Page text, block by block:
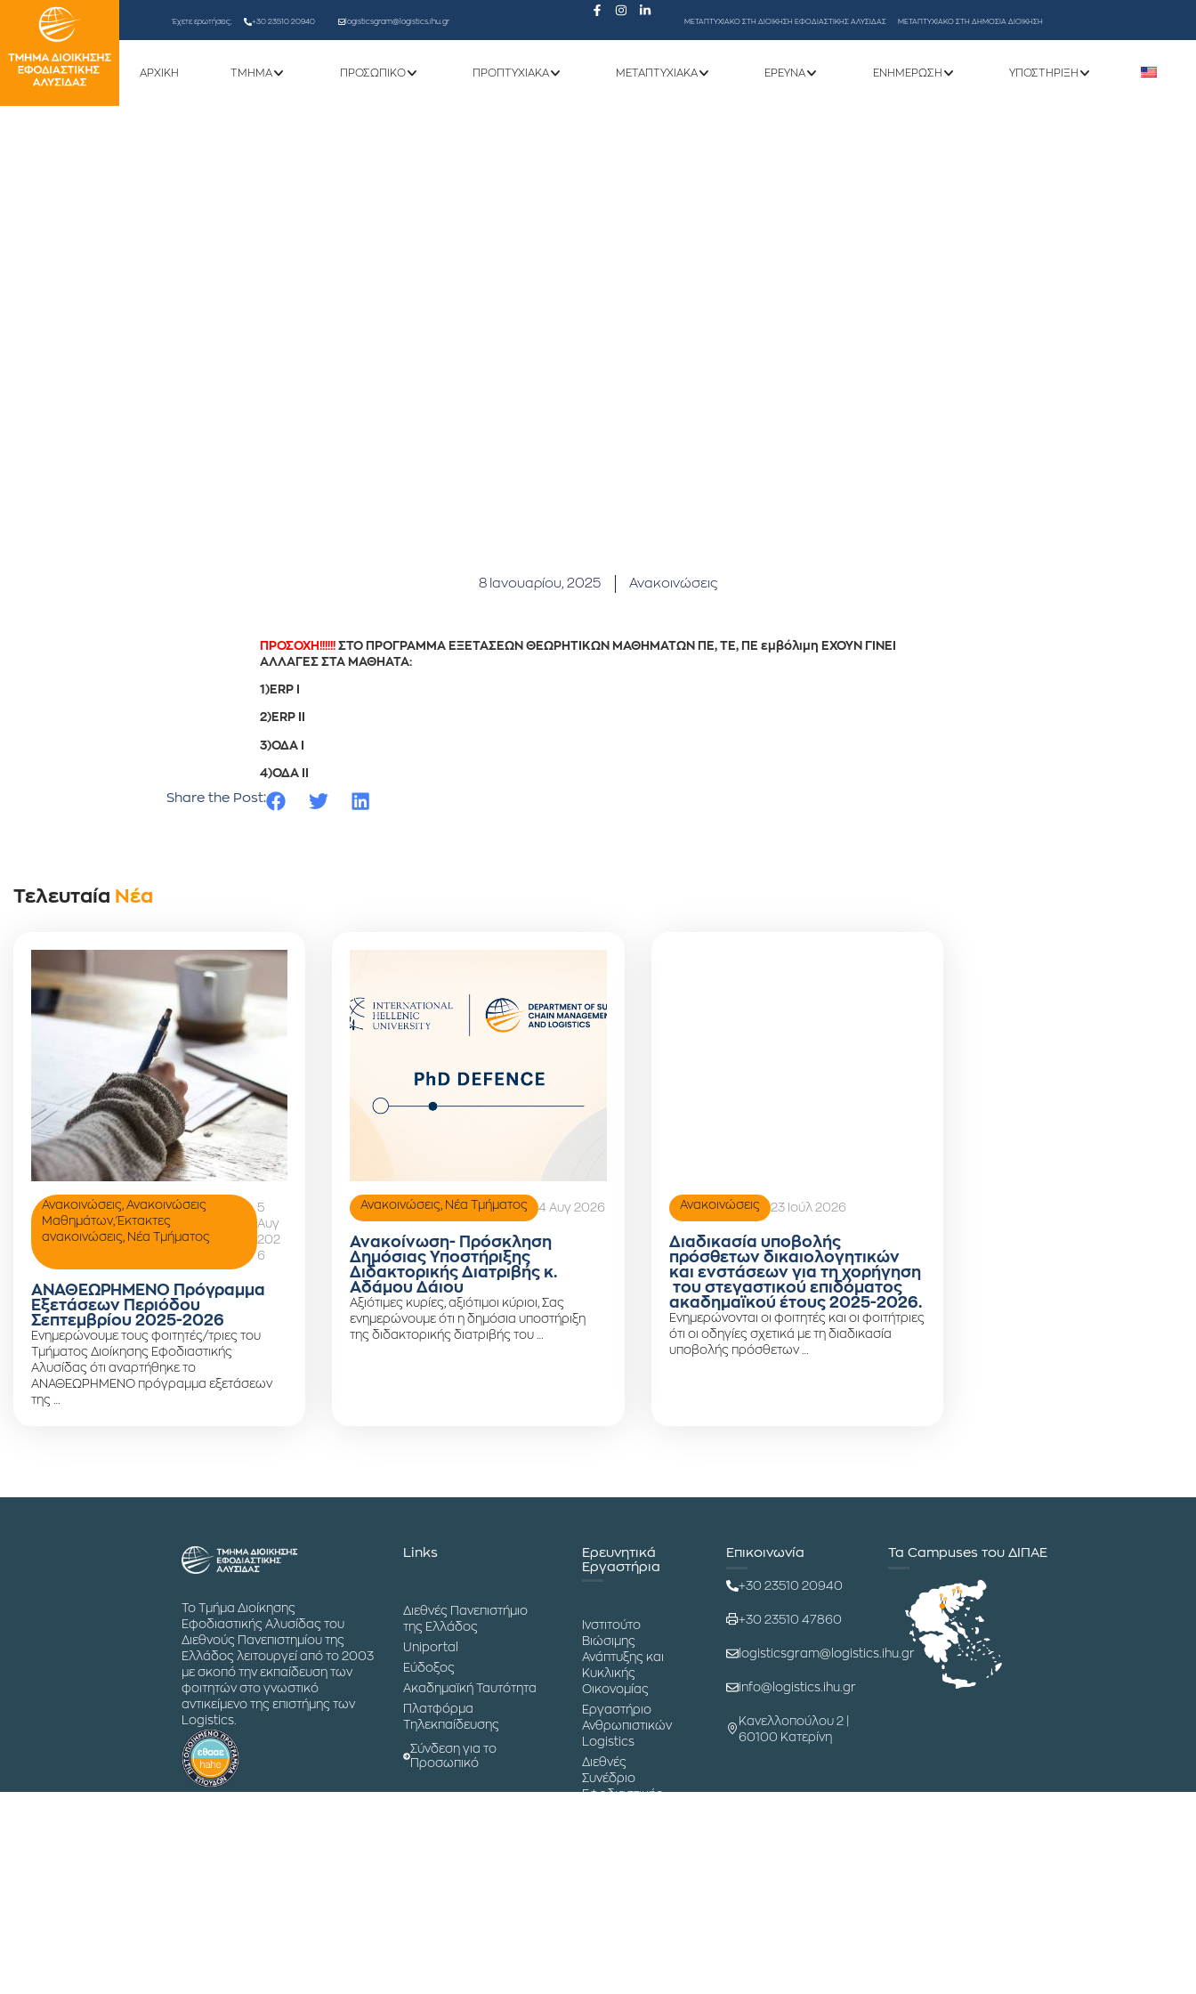
Έχετε ερωτήσεις; +30 23510 20940 logisticsgram@logistics.ihu.gr ΜΕΤΑΠΤΥΧΙΑΚΟ ΣΤΗ ΔΙΟΙΚΗΣΗ ΕΦΟΔΙΑΣΤΙΚΗΣ ΑΛΥΣΙΔΑΣ ΜΕΤΑΠΤΥΧΙΑΚΟ ΣΤΗ ΔΗΜΟΣΙΑ ΔΙΟΙΚΗΣΗ
ΑΡΧΙΚΗ ΤΜΗΜΑ ΠΡΟΣΩΠΙΚΌ ΠΡΟΠΤΥΧΙΑΚΆ ΜΕΤΑΠΤΥΧΙΑΚΆ ΕΡΕΥΝΑ ΕΝΗΜΈΡΩΣΗ ΥΠΟΣΤΉΡΙΞΗ
8 Ιανουαρίου, 2025 Ανακοινώσεις
ΠΡΟΣΟΧΗ!!!!!! ΣΤΟ ΠΡΟΓΡΑΜΜΑ ΕΞΕΤΑΣΕΩΝ ΘΕΩΡΗΤΙΚΩΝ ΜΑΘΗΜΑΤΩΝ ΠΕ, ΤΕ, ΠΕ εμβόλιμη ΕΧΟΥΝ ΓΙΝΕΙ
ΑΛΛΑΓΕΣ ΣΤΑ ΜΑΘΗΑΤΑ:
1)ERP I
2)ERP II
3)ΟΔΑ Ι
4)ΟΔΑ ΙΙ
Share the Post:
Τελευταία Νέα
Ανακοινώσεις Ανακοινώσεις
Μαθημάτων,Έκτακτες
ανακοινώσεις
Νέα Τμήματος
5
Αυγ
202
6
ΑΝΑΘΕΩΡΗΜΕΝΟ Πρόγραμμα
Εξετάσεων Περιόδου
Σεπτεμβρίου 2025-2026
Ενημερώνουμε τους φοιτητές/τριες του
Τμήματος Διοίκησης Εφοδιαστικής
Αλυσίδας ότι αναρτήθηκε το
ΑΝΑΘΕΩΡΗΜΕΝΟ πρόγραμμα εξετάσεων
της …
Ανακοινώσεις Νέα Τμήματος 4 Αυγ 2026
Ανακοίνωση- Πρόσκληση
Δημόσιας Υποστήριξης
Διδακτορικής Διατριβής κ.
Αδάμου Δάιου
Αξιότιμες κυρίες, αξιότιμοι κύριοι, Σας
ενημερώνουμε ότι η δημόσια υποστήριξη
της διδακτορικής διατριβής του …
Ανακοινώσεις 23 Ιούλ 2026
Διαδικασία υποβολής
πρόσθετων δικαιολογητικών
και ενστάσεων για τη χορήγηση
του στεγαστικού επιδόματος
ακαδημαϊκού έτους 2025-2026.
Ενημερώνονται οι φοιτητές και οι φοιτήτριες
ότι οι οδηγίες σχετικά με τη διαδικασία
υποβολής πρόσθετων …
Το Τμήμα Διοίκησης
Εφοδιαστικής Αλυσίδας του
Διεθνούς Πανεπιστημίου της
Ελλάδος λειτουργεί από το 2003
με σκοπό την εκπαίδευση των
φοιτητών στο γνωστικό
αντικείμενο της επιστήμης των
Logistics.
Links
Διεθνές Πανεπιστήμιο
της Ελλάδος
Uniportal
Εύδοξος
Ακαδημαϊκή Ταυτότητα
Πλατφόρμα
Τηλεκπαίδευσης
Σύνδεση για το
Προσωπικό
Ερευνητικά
Εργαστήρια
Ινστιτούτο
Βιώσιμης
Ανάπτυξης και
Κυκλικής
Οικονομίας
Εργαστήριο
Ανθρωπιστικών
Logistics
Διεθνές
Συνέδριο
Εφοδιαστικής
Επικοινωνία
+30 23510 20940
+30 23510 47860
logisticsgram@logistics.ihu.gr
info@logistics.ihu.gr
Κανελλοπούλου 2 |
60100 Κατερίνη
Τα Campuses του ΔΙΠΑΕ